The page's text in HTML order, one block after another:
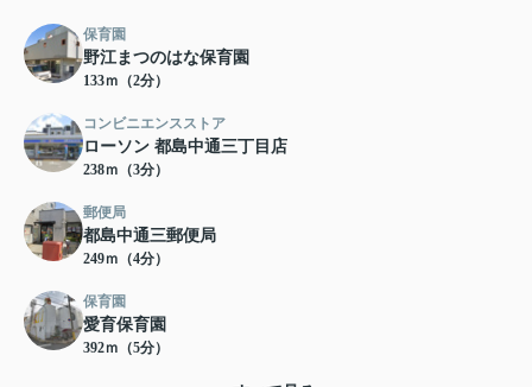
保育園
野江まつのはな保育園
133ｍ（2分）
コンビニエンスストア
ローソン 都島中通三丁目店
238ｍ（3分）
郵便局
都島中通三郵便局
249ｍ（4分）
保育園
愛育保育園
392ｍ（5分）